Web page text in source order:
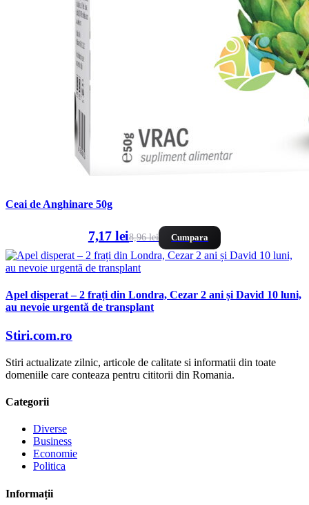
Ceai de Anghinare 50g
7,17 lei8,96 lei Cumpara
Apel disperat – 2 frați din Londra, Cezar 2 ani și David 10 luni,
au nevoie urgentă de transplant
Stiri.com.ro
Stiri actualizate zilnic, articole de calitate si informatii din toate
domeniile care conteaza pentru cititorii din Romania.
Categorii
Diverse
Business
Economie
Politica
Informații